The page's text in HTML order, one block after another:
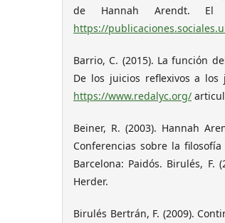
de Hannah Arendt. El
https://
Barrio, C. (2015). La función
De los juicios reflexivos a los
https://www.redalyc.org/
Beiner, R. (2003). Hannah
Conferencias sobre la
Barcelona: Paidós. Birulés, F.
Herder.
Birulés Bertrán, F. (2009).